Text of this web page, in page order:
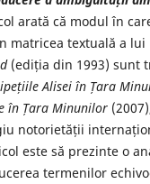
arată că modul în
matricea textuală a
(ediția din 1993) sunt
Alisei în Țara
în Țara Minunilor
notorietății
este să prezinte o
termenilor